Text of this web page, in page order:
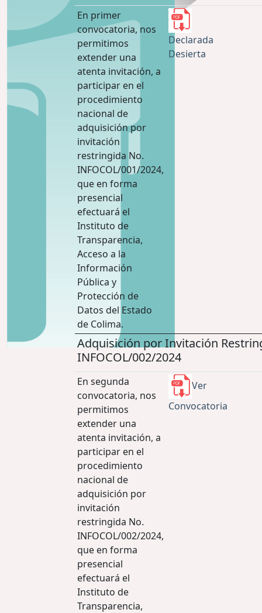
En primer
convocatoria, nos
permitimos
extender una
atenta invitación, a
participar en el
procedimiento
nacional de
adquisición por
invitación
restringida No.
INFOCOL/001/2024,
que en forma
presencial
efectuará el
Instituto de
Transparencia,
Acceso a la
Información
Pública y
Protección de
Datos del Estado
de Colima.
Declarada
Desierta
Adquisición por Invitación
INFOCOL/002/2024
En segunda
convocatoria, nos
permitimos
extender una
atenta invitación, a
participar en el
procedimiento
nacional de
adquisición por
invitación
restringida No.
INFOCOL/002/2024,
que en forma
presencial
efectuará el
Instituto de
Transparencia,
Ver
Convocatoria